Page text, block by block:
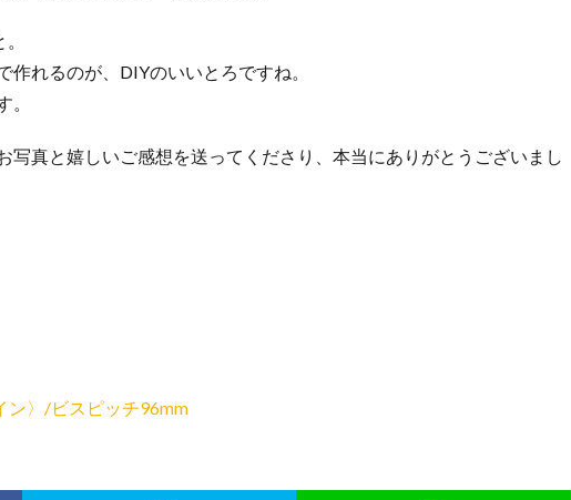
作れるのが、DIYのいいとろですね。
写真と嬉しいご感想を送ってくださり、本当にありがとうございまし
ン〉/ビスピッチ96mm